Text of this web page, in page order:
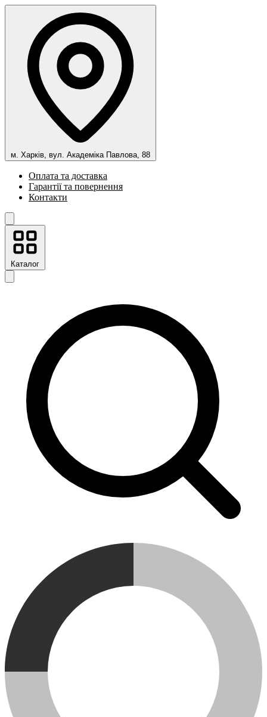
м. Харків, вул. Академіка Павлова, 88
Оплата та доставка
Гарантії та повернення
Контакти
Каталог